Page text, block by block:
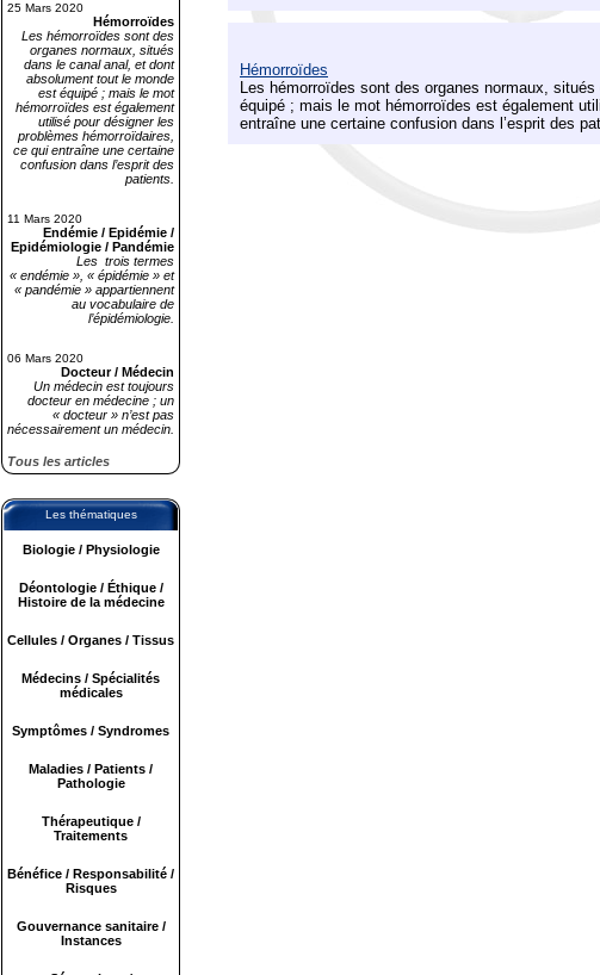
25 Mars 2020
Hémorroïdes
Les hémorroïdes sont des
organes normaux, situés
dans le canal anal, et dont
absolument tout le monde
est équipé ; mais le mot
hémorroïdes est également
utilisé pour désigner les
problèmes hémorroïdaires,
ce qui entraîne une certaine
confusion dans l’esprit des
patients.
11 Mars 2020
Endémie / Epidémie /
Epidémiologie / Pandémie
Les trois termes
« endémie », « épidémie » et
« pandémie » appartiennent
au vocabulaire de
l’épidémiologie.
06 Mars 2020
Docteur / Médecin
Un médecin est toujours
docteur en médecine ; un
« docteur » n’est pas
nécessairement un médecin.
Tous les articles
Les thématiques
Biologie / Physiologie
Déontologie / Éthique /
Histoire de la médecine
Cellules / Organes / Tissus
Médecins / Spécialités
médicales
Symptômes / Syndromes
Maladies / Patients /
Pathologie
Thérapeutique /
Traitements
Bénéfice / Responsabilité /
Risques
Gouvernance sanitaire /
Instances
Hémorroïdes
Les hémorroïdes sont des organes normaux,
équipé ; mais le mot hémorroïdes est également
entraîne une certaine confusion dans l’esprit des